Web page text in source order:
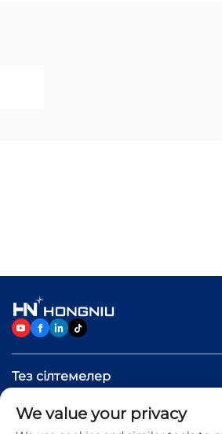
Тез сілтемелер
Өнімдер
We value your privacy